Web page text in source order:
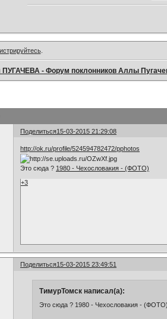
.
ПУГАЧЕВА - Форум поклонников Аллы
Поделиться15-03-2015 21:29:08
http://ok.ru/profile/524594782472/pphotos
Это сюда ?1980 - Чехословакия - (ФОТО)
+3
Поделиться15-03-2015 23:49:51
ТимурТомск написал(а):
Это сюда ? 1980 - Чехословакия - (ФОТО)